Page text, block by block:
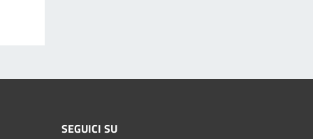
SEGUICI SU